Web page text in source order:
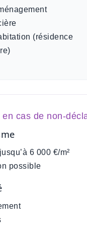
(résidence
en cas de non-
6 000 €/m²
possible